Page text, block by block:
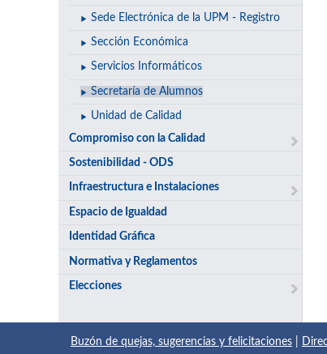
Sede Electrónica de la UPM - Registro
Sección Económica
Servicios Informáticos
Secretaría de Alumnos
Unidad de Calidad
Compromiso con la Calidad
Sostenibilidad - ODS
Infraestructura e Instalaciones
Espacio de Igualdad
Identidad Gráfica
Normativa y Reglamentos
Elecciones
Buzón de quejas, sugerencias y felicitaciones